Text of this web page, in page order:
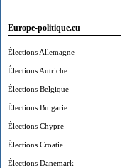
Europe-politique.eu
Élections Allemagne
Élections Autriche
Élections Belgique
Élections Bulgarie
Élections Chypre
Élections Croatie
Élections Danemark